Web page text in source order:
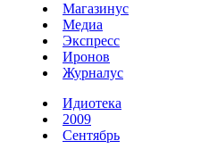
Магазинус
Медиа
Экспресс
Иронов
Журналус
Идиотека
2009
Сентябрь